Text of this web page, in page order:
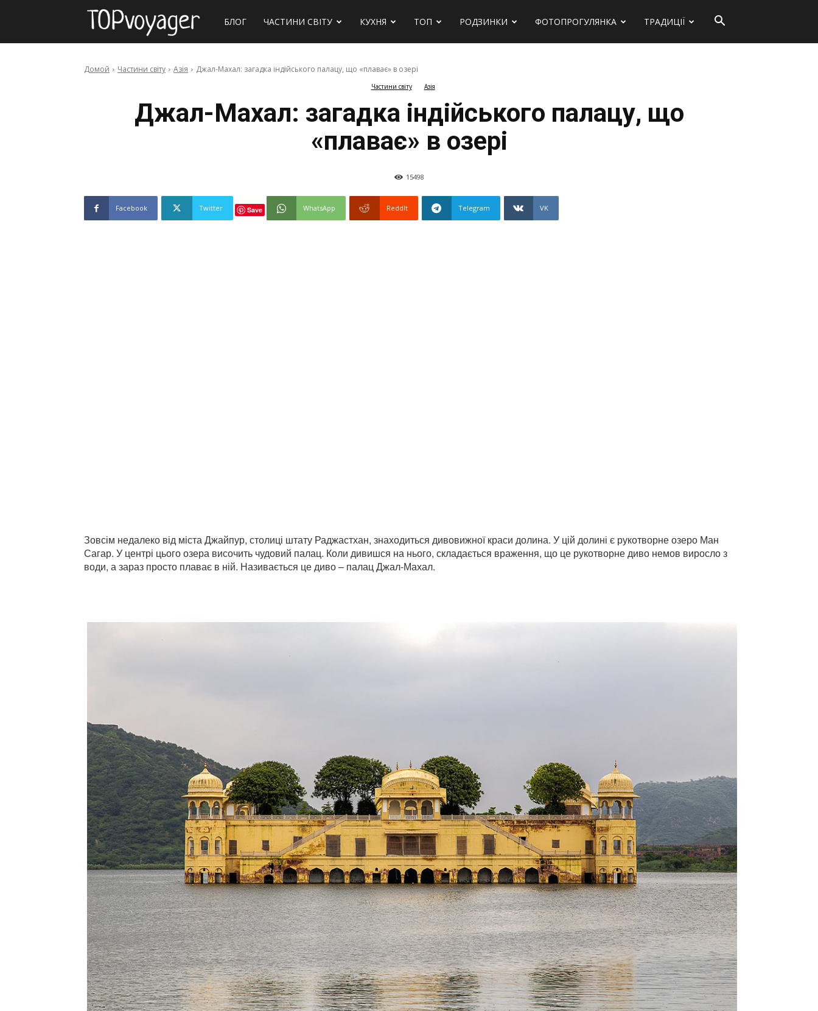
Сайт
БЛОГ ЧАСТИНИ СВІТУ КУХНЯ ТОП РОДЗИНКИ ФОТОПРОГУЛЯНКА ТРАДИЦІЇ
Домой Частини світу Азія Джал-Махал: загадка індійського палацу, що «плаває» в озері
Частини світу Азія
Джал-Махал: загадка індійського палацу, що
«плаває» в озері
15498
Facebook Twitter Save WhatsApp ReddIt Telegram VK
Зовсім недалеко від міста Джайпур, столиці штату Раджастхан, знаходиться дивовижної краси долина. У цій долині є рукотворне озеро Ман
Сагар. У центрі цього озера височить чудовий палац. Коли дивишся на нього, складається враження, що це рукотворне диво немов виросло з
води, а зараз просто плаває в ній. Називається це диво – палац Джал-Махал.